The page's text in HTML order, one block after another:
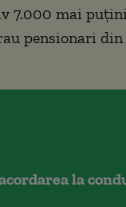
7.000 mai
pensionari
la